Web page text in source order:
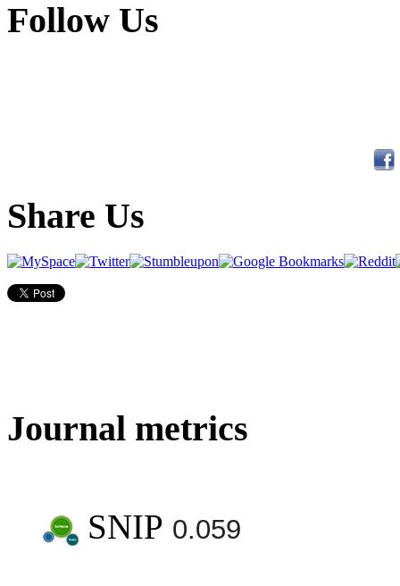
Follow Us
Share Us
Journal metrics
SNIP 0.059